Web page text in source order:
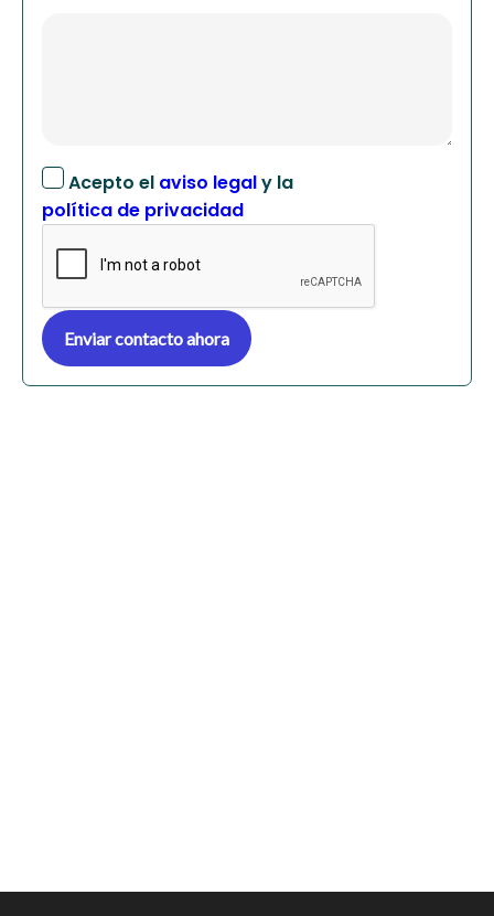
Acepto el aviso legaly la
política de privacidad
Enviar contacto ahora